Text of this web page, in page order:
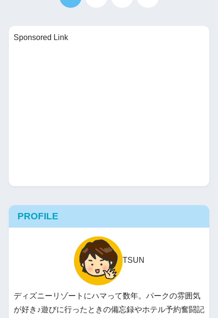
Sponsored Link
PROFILE
TSUN
ディズニーリゾートにハマって数年。パークの雰囲気
が好き♪遊びに行ったときの備忘録やホテル予約奮闘記